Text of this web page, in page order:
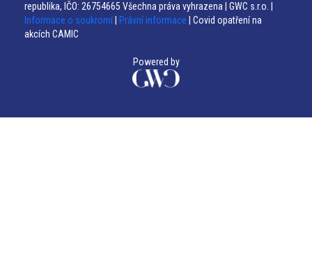
republika, IČO: 26754665 Všechna práva vyhrazena | GWC s.r.o. |
Informace o soukromí
Právní informace | Covid opatření na
akcích CAMIC
Powered by